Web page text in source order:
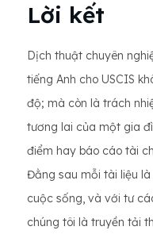
Lời kết
Dịch thuật chuyên
tiếng Anh cho USCIS
độ; mà còn là trách
tương lai của một gia
điểm hay báo cáo tài
Đằng sau mỗi tài liệu
cuộc sống, và với tư
chúng tôi là truyền tải